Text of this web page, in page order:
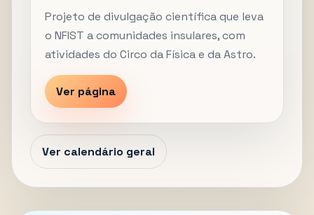
Projeto de divulgação científica que leva
o NFIST a comunidades insulares, com
atividades do Circo da Física e da Astro.
Ver página
Ver calendário geral